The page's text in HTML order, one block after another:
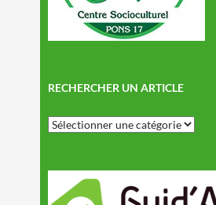
RECHERCHER UN ARTICLE
Rechercher
un